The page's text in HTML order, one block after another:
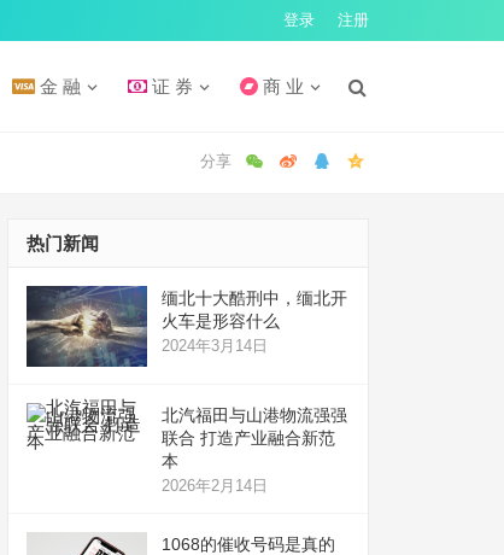
登录 注册
金 融 证 券 商 业
热门新闻
缅北十大酷刑中，缅北开
火车是形容什么
2024年3月14日
北汽福田与山港物流强强
联合 打造产业融合新范
本
2026年2月14日
1068的催收号码是真的